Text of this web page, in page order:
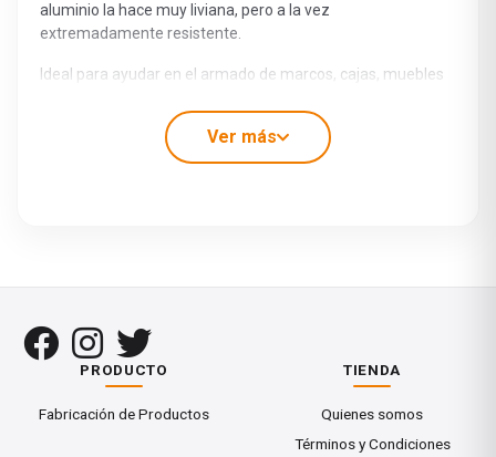
aluminio la hace muy liviana, pero a la vez
extremadamente resistente.
Ideal para ayudar en el armado de marcos, cajas, muebles
práctica y precisa durante procesos de encolado, armado o
Ideal para trabajos ligeros de mueblería y
ebanistería
Liviana, resistente y fácil de manipular
Ver más
PRODUCTO
Fabricación de Productos
TIENDA
Quienes somos
Términos y Condiciones